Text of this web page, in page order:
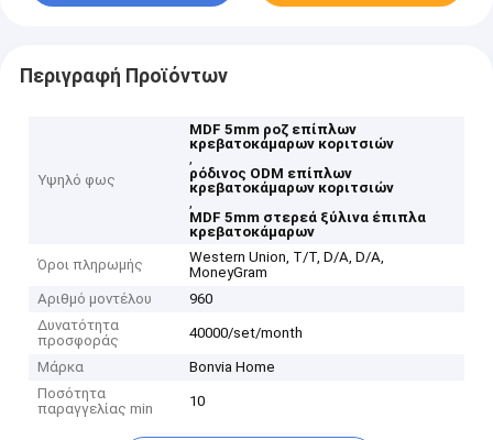
Περιγραφή Προϊόντων
Υψηλό φως
MDF 5mm ροζ επίπλων
κρεβατοκάμαρων κοριτσιών
,
ρόδινος ODM επίπλων
κρεβατοκάμαρων κοριτσιών
,
MDF 5mm στερεά ξύλινα έπιπλα
κρεβατοκάμαρων
Όροι πληρωμής
Western Union, T/T, D/A, D/A,
MoneyGram
Αριθμό μοντέλου
960
Δυνατότητα
προσφοράς
40000/set/month
Μάρκα
Bonvia Home
Ποσότητα
παραγγελίας min
10